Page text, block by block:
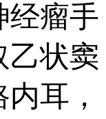
经瘤手
乙状窦
耳，